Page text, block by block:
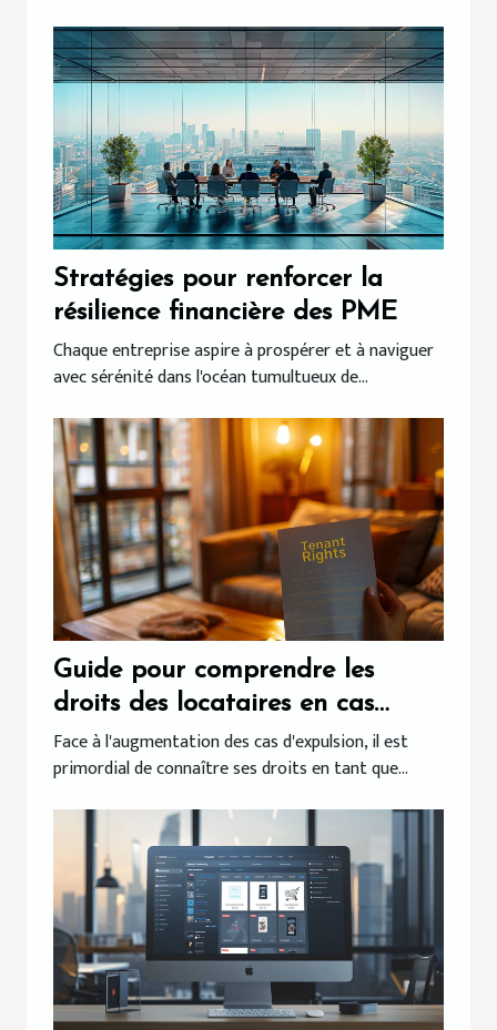
Stratégies pour renforcer la
résilience financière des PME
Chaque entreprise aspire à prospérer et à naviguer
avec sérénité dans l'océan tumultueux de...
Guide pour comprendre les
droits des locataires en cas
d'expulsion
Face à l'augmentation des cas d'expulsion, il est
primordial de connaître ses droits en tant que...